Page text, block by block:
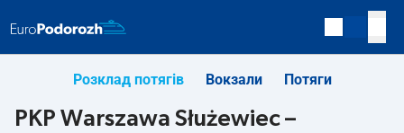
Розклад потягів Вокзали Потяги
PKP Warszawa Służewiec –